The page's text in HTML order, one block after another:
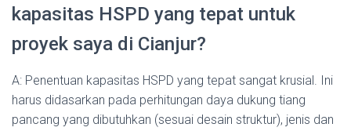
kapasitas HSPD yang tepat untuk
proyek saya di Cianjur?
A: Penentuan kapasitas HSPD yang tepat sangat krusial. Ini
harus didasarkan pada perhitungan daya dukung tiang
pancang yang dibutuhkan (sesuai desain struktur), jenis dan